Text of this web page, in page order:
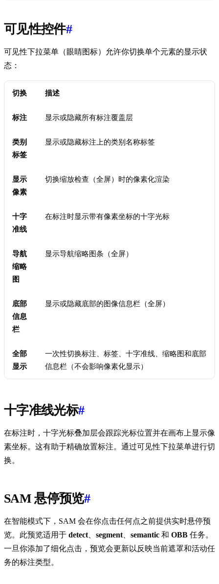
可见性控件#
可见性下拉菜单（眼睛图标）允许你切换单个元素的显示状
态：
切换 描述
标注 显示或隐藏所有标注覆盖层
类别
标签
显示或隐藏标注上的类别名称标签
显示
像素
切换缩放检查（全屏）时的像素化渲染
十字
准线
在标注时显示带有像素坐标的十字光标
导航
缩略
图
显示导航缩略图条（全屏）
底部
信息
栏
显示或隐藏底部的图像信息栏（全屏）
全部
显示
一次性切换标注、标签、十字准线、缩略图和底部
信息栏（不会影响像素化显示）
十字准线光标#
在标注时，十字光标叠加层会跟踪光标位置并在画布上显示像
素坐标。这有助于精确放置标注。通过可见性下拉菜单进行切
换。
SAM 悬停预览#
在智能模式下，SAM 会在你点击任何点之前提供实时悬停预
览。此预览适用于 detect segment semantic 和 OBB 任务。
一旦你添加了细化点击，预览会更新以反映当前遮罩和活动任
务的标注类型。